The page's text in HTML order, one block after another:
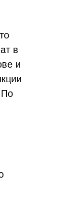
в
и
По